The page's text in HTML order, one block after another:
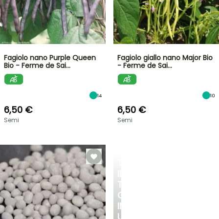
TUO
GIARDINO
IN
Fagiolo nano Purple Queen
Bio - Ferme de Sai…
14
6,50 €
Semi
Fagiolo giallo nano Major Bio
- Ferme de Sai…
10
6,50 €
Semi